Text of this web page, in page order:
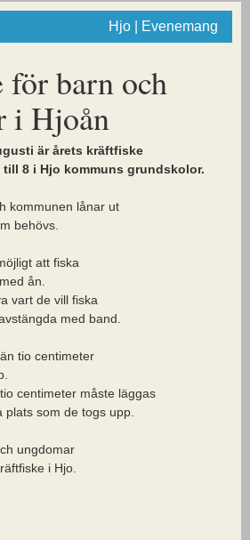
Hjo | Evenemang
för barn och
i Hjoån
är årets kräftfiske
8 i Hjo kommuns grundskolor.
kommunen lånar ut
behövs.
att fiska
ån.
vart de vill fiska
med band.
tio centimeter
centimeter måste läggas
som de togs upp.
ungdomar
i Hjo.